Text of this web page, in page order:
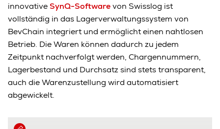
innovativeSynQ-Softwarevon Swisslog ist
vollständig in das Lagerverwaltungssystem von
BevChain integriert und ermöglicht einen nahtlosen
Betrieb. Die Waren können dadurch zu jedem
Zeitpunkt nachverfolgt werden, Chargennummern,
Lagerbestand und Durchsatz sind stets transparent,
auch die Warenzustellung wird automatisiert
abgewickelt.